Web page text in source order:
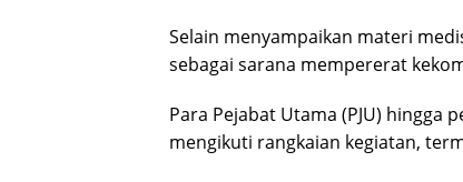
Selain menyampaikan materi
sebagai sarana mempererat
Para Pejabat Utama (PJU) hingga
mengikuti rangkaian kegiatan,